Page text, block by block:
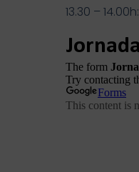
13.30 – 14.00h: